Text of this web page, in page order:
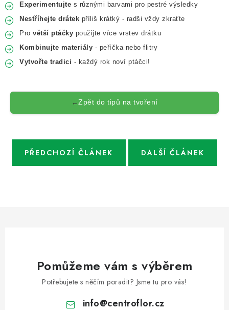
Experimentujte s různými barvami pro pestré výsledky
Nestříhejte drátek příliš krátký - radši vždy zkraťte
Pro větší ptáčky použijte více vrstev drátku
Kombinujte materiály - peříčka nebo flitry
Vytvořte tradici - každý rok noví ptáčci!
←Zpět do tipů na tvoření
PŘEDCHOZÍ ČLÁNEK DALŠÍ ČLÁNEK
Pomůžeme vám s výběrem
Potřebujete s něčím poradit? Jsme tu pro vás!
info@centroflor.cz